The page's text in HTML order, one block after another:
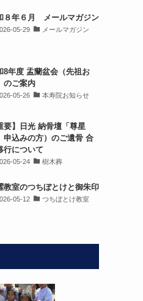
８年６月 メールマガジン
05-29 メールマガジン
8年度 盂蘭盆会（先祖お
のご案内
05-26 本寿院お知らせ
要】日光 納骨壇「尊星
申込みの方）のご遺骨 合
行について
05-24 樹木葬
教室のつちぼとけと御朱印
05-12 つちぼとけ教室